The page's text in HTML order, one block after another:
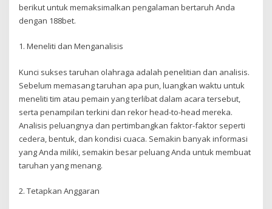
berikut untuk memaksimalkan pengalaman bertaruh Anda
dengan 188bet.
1. Meneliti dan Menganalisis
Kunci sukses taruhan olahraga adalah penelitian dan analisis.
Sebelum memasang taruhan apa pun, luangkan waktu untuk
meneliti tim atau pemain yang terlibat dalam acara tersebut,
serta penampilan terkini dan rekor head-to-head mereka.
Analisis peluangnya dan pertimbangkan faktor-faktor seperti
cedera, bentuk, dan kondisi cuaca. Semakin banyak informasi
yang Anda miliki, semakin besar peluang Anda untuk membuat
taruhan yang menang.
2. Tetapkan Anggaran